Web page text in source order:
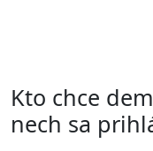
Kto chce
nech sa